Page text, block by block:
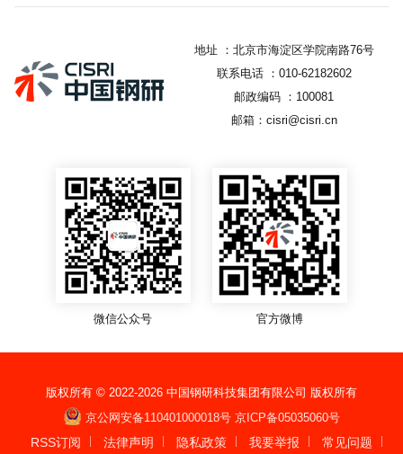
地址 ：北京市海淀区学院南路76号
联系电话 ：010-62182602
邮政编码 ：100081
邮箱：cisri@cisri.cn
微信公众号 官方微博
版权所有 © 2022-2026 中国钢研科技集团有限公司 版权所有
京公网安备110401000018号 京ICP备05035060号
RSS订阅 法律声明 隐私政策 我要举报 常见问题